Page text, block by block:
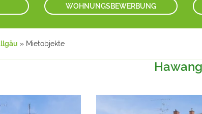
WOHNUNGSBEWERBUNG
» Mietobjekte